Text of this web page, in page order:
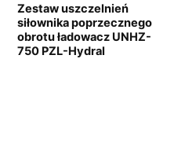
Zestaw uszczelnień
siłownika poprzecznego
obrotu ładowacz UNHZ-
750 PZL-Hydral